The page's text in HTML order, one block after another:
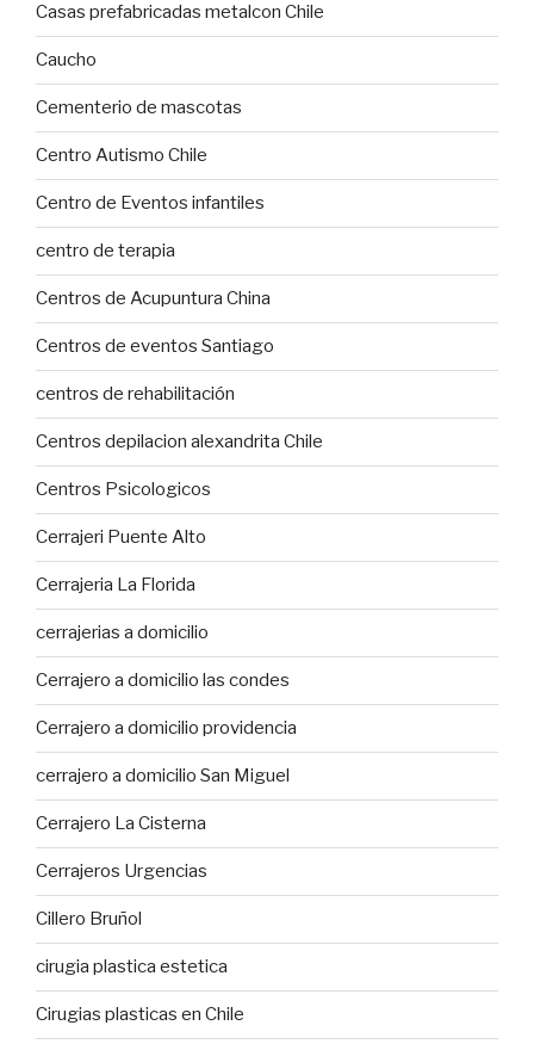
Casas prefabricadas metalcon Chile
Caucho
Cementerio de mascotas
Centro Autismo Chile
Centro de Eventos infantiles
centro de terapia
Centros de Acupuntura China
Centros de eventos Santiago
centros de rehabilitación
Centros depilacion alexandrita Chile
Centros Psicologicos
Cerrajeri Puente Alto
Cerrajeria La Florida
cerrajerias a domicilio
Cerrajero a domicilio las condes
Cerrajero a domicilio providencia
cerrajero a domicilio San Miguel
Cerrajero La Cisterna
Cerrajeros Urgencias
Cillero Bruñol
cirugia plastica estetica
Cirugias plasticas en Chile